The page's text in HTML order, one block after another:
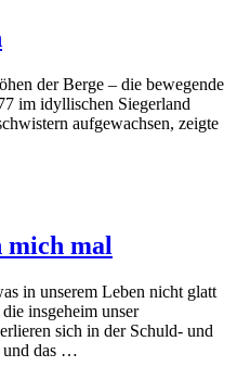
der Berge – die bewegende
im idyllischen Siegerland
aufgewachsen, zeigte
mal
in unserem Leben nicht glatt
insgeheim unser
sich in der Schuld- und
und das …